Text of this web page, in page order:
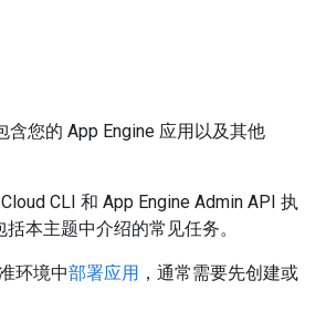
含您的 App Engine 应用以及其他
CLI 和 App Engine Admin API 执
本主题中介绍的常见任务。
环境中部署应用 ，通常需要先创建或